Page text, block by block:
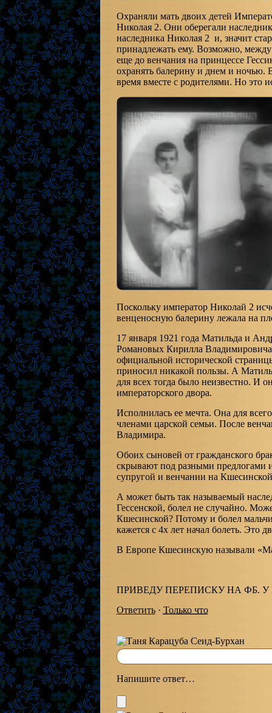
Охраняли мать двоих детей
Николая 2. Они оберегали
наследника Николая 2 и, значит
принадлежать ему. Возможно,
еще до венчания на принцессе
охранять балерину и днем и
время вместе с родителями. Но это
Поскольку император Николай 2
венценосную балерину лежала на
17 января 1921 года Матильда и
Романовых Кирилла
официальной исторической
приносил никакой пользы. А
для всех тогда было неизвестно. И
императорского двора.
Исполнилась ее мечта. Она для
членами царской семьи. После
Владимира.
Обоих сыновей от гражданского
скрывают под разными предлогами
супругой и венчании на
А может быть так называемый
Гессенской, болел не случайно.
Кшесинской? Потому и болел
кажется с 4х лет начал болеть. Это
В Европе Кшесинскую называли
ПРИВЕДУ ПЕРЕПИСКУ НА ФБ.
Ответить· Только что
Напишите ответ…